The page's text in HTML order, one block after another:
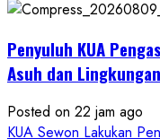
Penyuluh KUA
Asuh dan
Posted on 22 jam ago
KUA Sewon Lakukan